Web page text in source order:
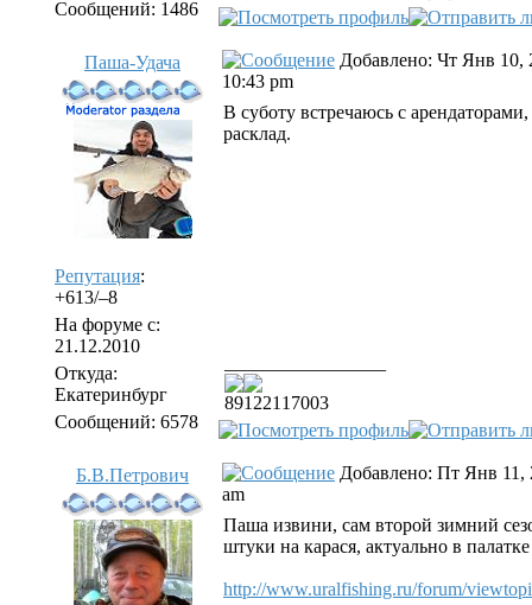
Сообщений: 1486
Паша-Удача
Репутация:
+613/–8
На форуме с:
21.12.2010
Откуда:
Екатеринбург
Сообщений: 6578
Добавлено: Чт Янв 10,
10:43 pm
В суботу встречаюсь с
расклад.
89122117003
Б.В.Петрович
Добавлено: Пт Янв 11,
am
Паша извини, сам второй зимний
штуки на карася, актуально в
http://www.uralfishing.ru/forum/